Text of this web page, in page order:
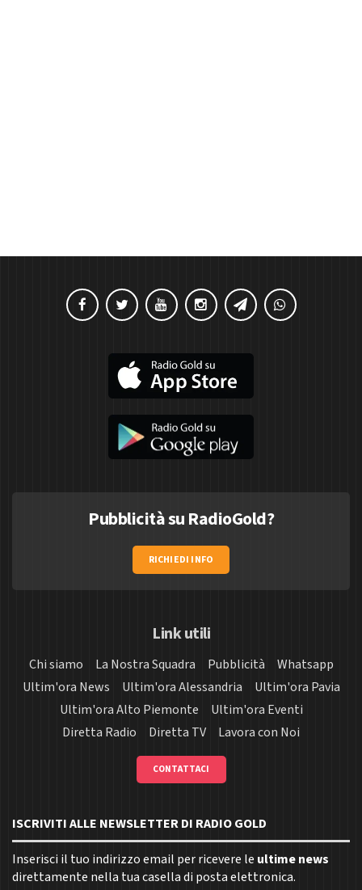
Pubblicità su RadioGold?
RICHIEDI INFO
Link utili
Chi siamo La Nostra Squadra Pubblicità
Whatsapp
Ultim'ora News
Ultim'ora Alessandria
Ultim'ora Pavia
Ultim'ora Alto Piemonte
Ultim'ora Eventi
Diretta Radio
Diretta TV Lavora con Noi
CONTATTACI
ISCRIVITI ALLE NEWSLETTER DI RADIO GOLD
Inserisci il tuo indirizzo email per ricevere le ultime news
direttamente nella tua casella di posta elettronica.